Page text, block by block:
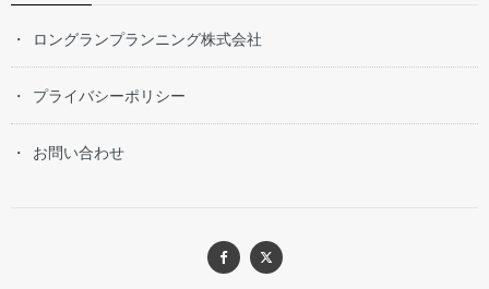
ロングランプランニング株式会社
プライバシーポリシー
お問い合わせ